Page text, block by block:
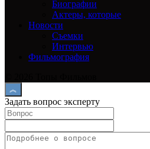
Биографии
Актеры, которые
Новости
Съемки
Интервью
Фильмография
Задать вопрос эксперту